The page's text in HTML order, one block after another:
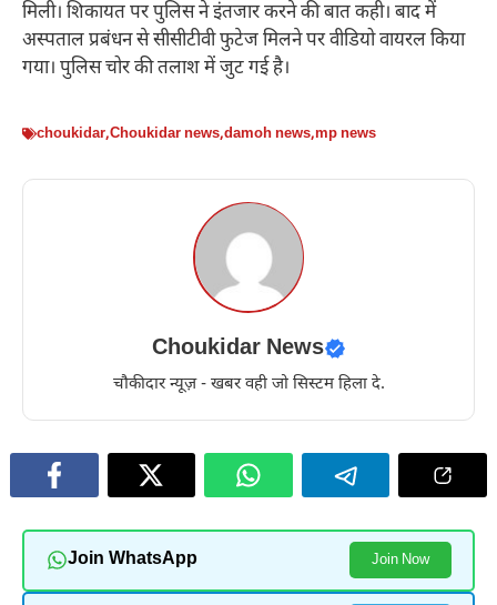
मिली। शिकायत पर पुलिस ने इंतजार करने की बात कही। बाद में
अस्पताल प्रबंधन से सीसीटीवी फुटेज मिलने पर वीडियो वायरल किया
गया। पुलिस चोर की तलाश में जुट गई है।
choukidar,Choukidar news,damoh news,mp news
Choukidar News
चौकीदार न्यूज़ - खबर वही जो सिस्टम हिला दे.
Join WhatsApp Join Now